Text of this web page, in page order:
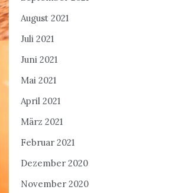
August 2021
Juli 2021
Juni 2021
Mai 2021
April 2021
März 2021
Februar 2021
Dezember 2020
November 2020